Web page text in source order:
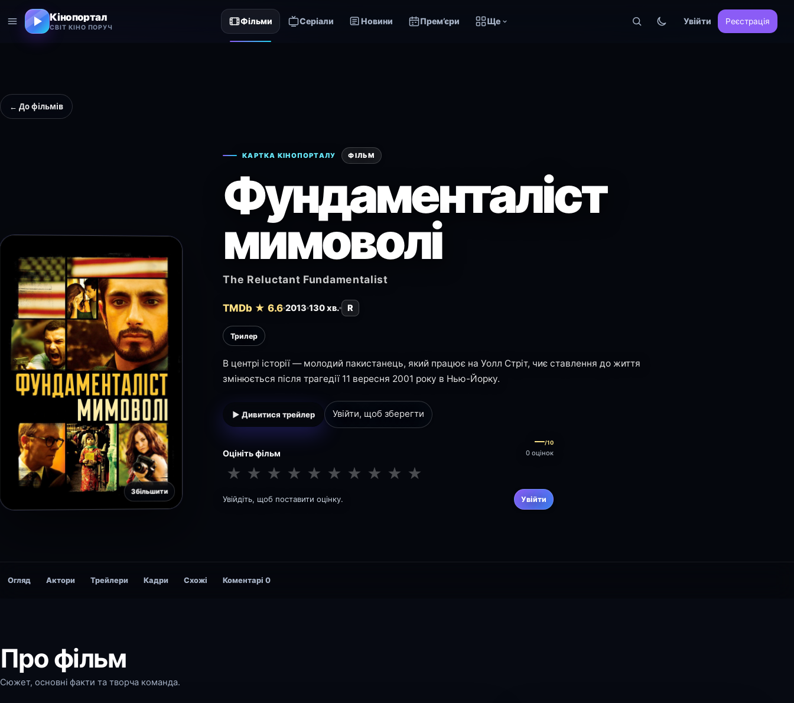
Кінопортал
СВІТ КІНО ПОРУЧ
Фільми Серіали Новини Прем’єри Ще Увійти Реєстрація
← До фільмів
Збільшити
КАРТКА КІНОПОРТАЛУ ФІЛЬМ
Фундаменталіст
мимоволі
The Reluctant Fundamentalist
TMDb ★ 6.6 2013 130 хв. R
Трилер
В центрі історії — молодий пакистанець, який працює на Уолл Стріт, чиє ставлення до життя
змінюється після трагедії 11 вересня 2001 року в Нью-Йорку.
▶ Дивитися трейлер Увійти, щоб зберегти
Оцініть фільм
—/10
0 оцінок
★ ★ ★ ★ ★ ★ ★ ★ ★ ★
Увійдіть, щоб поставити оцінку. Увійти
Огляд Актори Трейлери Кадри Схожі Коментарі 0
Про фільм
Сюжет, основні факти та творча команда.